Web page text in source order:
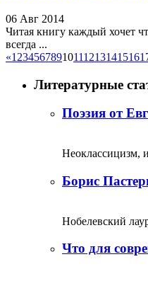
06 Авг 2014
Читая книгу каждый хочет
всегда ...
«1 2345678910111213141516
Литературные
Поэзия от
Неоклассицизм,
Борис
Нобелевский
Что для